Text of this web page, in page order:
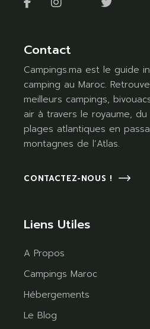
Contact
Campings.ma est le guide
camping au Maroc.
meilleurs campings,
air à travers le royaume,
plages atlantiques en
montagnes de l’Atlas.
CONTACTEZ-NOUS !
Liens Utiles
A Propos
Campings Maroc
Hébergements
Le Blog